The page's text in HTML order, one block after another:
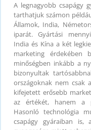
A legnagyobb csapágy
tarthatjuk számon
Államok, India,
iparát. Gyártási
India és Kína a két
marketing érdekében
minőségben inkább a
bizonyultak
országoknak nem csak
kifejetett erősebb
az értékét, hanem a
Hasonló technológia
csapágy gyáraiban is,